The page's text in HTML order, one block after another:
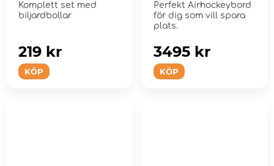
Komplett set med
biljardbollar
KÖP
219 kr
Perfekt Airhockeybord
för dig som vill spara
plats.
KÖP
3495 kr